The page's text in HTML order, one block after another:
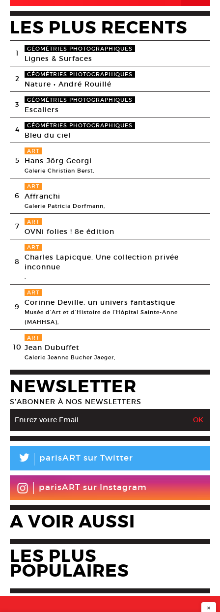
LES PLUS RECENTS
1 GÉOMÉTRIES PHOTOGRAPHIQUES
Lignes & Surfaces
2 GÉOMÉTRIES PHOTOGRAPHIQUES
Nature • André Rouillé
3 GÉOMÉTRIES PHOTOGRAPHIQUES
Escaliers
4 GÉOMÉTRIES PHOTOGRAPHIQUES
Bleu du ciel
5
ART
Hans-Jörg Georgi
Galerie Christian Berst,
6
ART
Affranchi
Galerie Patricia Dorfmann,
7 ART
OVNi folies ! 8e édition
8
ART
Charles Lapicque. Une collection privée
inconnue
,
9
ART
Corinne Deville, un univers fantastique
Musée d’Art et d’Histoire de l’Hôpital Sainte-Anne
(MAHHSA),
10
ART
Jean Dubuffet
Galerie Jeanne Bucher Jaeger,
NEWSLETTER
S’ABONNER À NOS NEWSLETTERS
L parisART sur Twitter
parisART sur Instagram
A VOIR AUSSI
LES PLUS
POPULAIRES
×